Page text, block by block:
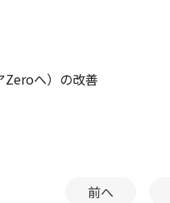
Zeroへ）の改善
前へ